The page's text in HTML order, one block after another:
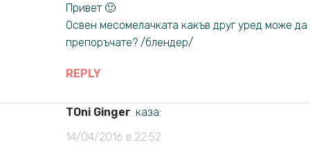
Привет 🙂
Освен месомелачката какъв друг уред може да
препоръчате? /блендер/
REPLY
TOni Ginger каза:
14/04/2016 в 22:52